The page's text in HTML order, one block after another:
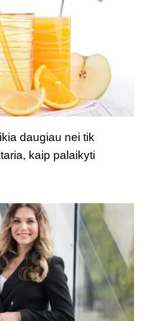
daugiau nei tik
kaip palaikyti